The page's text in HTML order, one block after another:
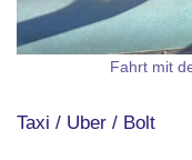
Fahrt mit
Taxi / Uber / Bolt